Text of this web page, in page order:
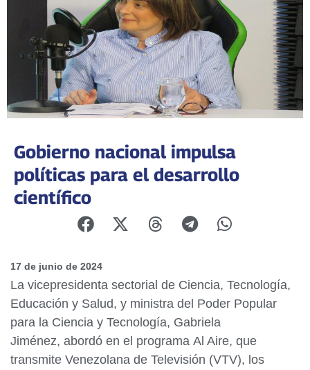
Gobierno nacional impulsa
políticas para el desarrollo
científico
17 de junio de 2024
La vicepresidenta sectorial de Ciencia, Tecnología,
Educación y Salud, y ministra del Poder Popular
para la Ciencia y Tecnología, Gabriela
Jiménez, abordó en el programa Al Aire, que
transmite Venezolana de Televisión (VTV), los